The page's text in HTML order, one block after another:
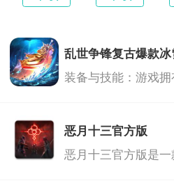
能源等，以支持角色的培养和
游戏特色：
丰富多样的角色和装备，满足
需要支持安卓系统5.2以上
崩坏星穹铁道体验服
需要支持安卓系统5.2以上 0.00
崩坏星穹铁道漫游测试2022
v1.0 150.00 MB
乱世争锋复古爆款冰
恶月十三官方版